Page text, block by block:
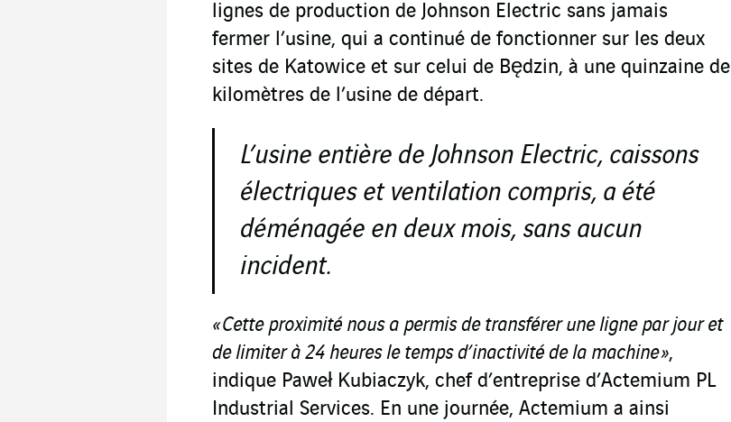
lignes de production de Johnson Electric sans jamais
fermer l’usine, qui a continué de fonctionner sur les deux
sites de Katowice et sur celui de Będzin, à une quinzaine de
kilomètres de l’usine de départ.
L’usine entière de Johnson Electric, caissons
électriques et ventilation compris, a été
déménagée en deux mois, sans aucun
incident.
« Cette proximité nous a permis de transférer une ligne par jour et
de limiter à 24 heures le temps d’inactivité de la machine »,
indique Paweł Kubiaczyk, chef d’entreprise d’Actemium PL
Industrial Services. En une journée, Actemium a ainsi